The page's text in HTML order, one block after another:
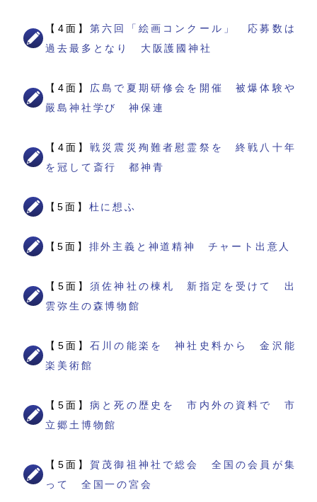
【4面】第六回「絵画コンクール」 応募数は
過去最多となり 大阪護國神社
【4面】 広島で夏期研修会を開催 被爆体験や
嚴島神社学び 神保連
【4面】戦災震災殉難者慰霊祭を 終戦八十年
を冠して斎行 都神青
【5面】 杜に想ふ
【5面】 排外主義と神道精神 チャート出意人
【5面】須佐神社の棟札 新指定を受けて 出
雲弥生の森博物館
【5面】石川の能楽を 神社史料から 金沢能
楽美術館
【5面】病と死の歴史を 市内外の資料で 市
立郷土博物館
【5面】賀茂御祖神社で総会 全国の会員が集
って 全国一の宮会